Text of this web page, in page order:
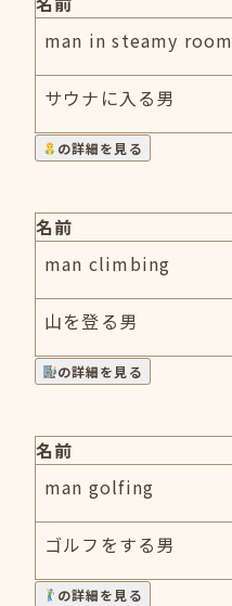
man in steamy room
サウナに入る男
の詳細を見る
名前
man climbing
山を登る男
の詳細を見る
名前
man golfing
ゴルフをする男
の詳細を見る